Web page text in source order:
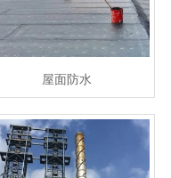
屋面防水